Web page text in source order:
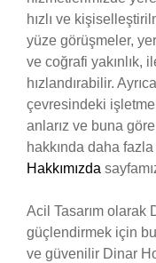
hızlı ve
yüze görüşmeler,
ve coğrafi yakınlık,
hızlandırabilir.
çevresindeki
anlarız ve buna
hakkında daha
Hakkımızda
Acil Tasarım olarak
güçlendirmek için
ve güvenilir Dinar